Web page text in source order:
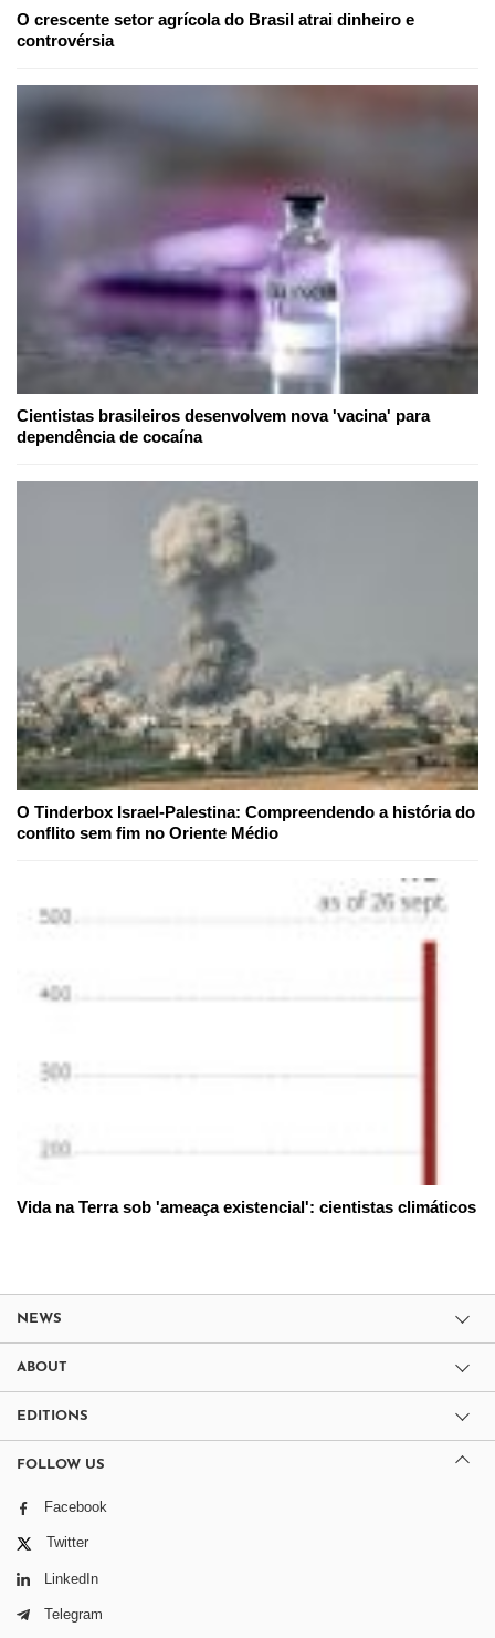
O crescente setor agrícola do Brasil atrai dinheiro e
controvérsia
Cientistas brasileiros desenvolvem nova 'vacina' para
dependência de cocaína
O Tinderbox Israel-Palestina: Compreendendo a história do
conflito sem fim no Oriente Médio
Vida na Terra sob 'ameaça existencial': cientistas climáticos
NEWS
ABOUT
EDITIONS
FOLLOW US
Facebook
Twitter
LinkedIn
Telegram